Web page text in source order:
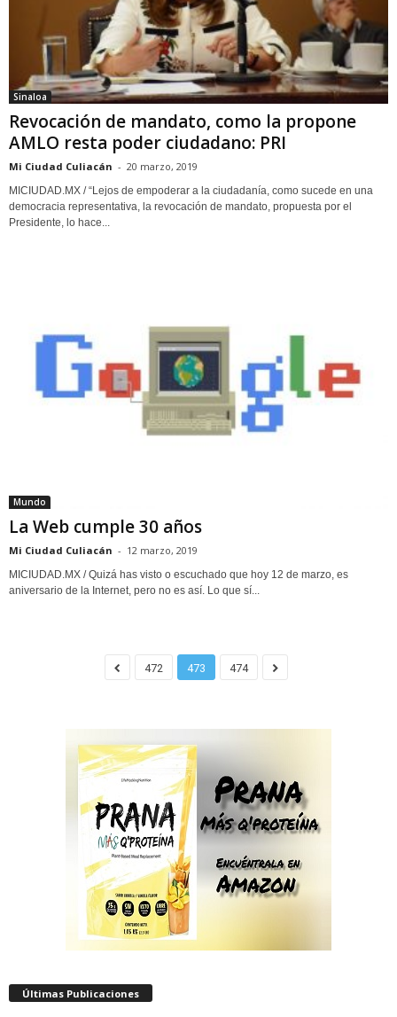
Sinaloa
Revocación de mandato, como la propone
AMLO resta poder ciudadano: PRI
Mi Ciudad Culiacán - 20 marzo, 2019
MICIUDAD.MX / “Lejos de empoderar a la ciudadanía, como sucede en una
democracia representativa, la revocación de mandato, propuesta por el
Presidente, lo hace...
Mundo
La Web cumple 30 años
Mi Ciudad Culiacán - 12 marzo, 2019
MICIUDAD.MX / Quizá has visto o escuchado que hoy 12 de marzo, es
aniversario de la Internet, pero no es así. Lo que sí...
472 473 474
Últimas Publicaciones